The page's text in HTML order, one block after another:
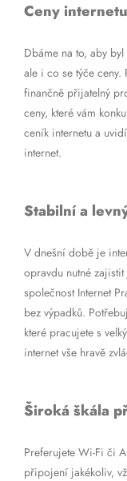
Ceny
Dbáme na to, aby
ale i co se týče ceny.
finančně přijatelný
ceny, které vám
ceník internetu a
internet.
Stabilní a
V dnešní době je
opravdu nutné
společnost Internet
bez výpadků.
které pracujete s
internet vše hravě
Široká škála
Preferujete Wi-Fi či
připojení jakékoliv,